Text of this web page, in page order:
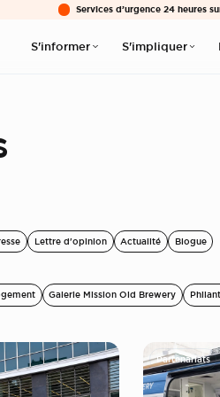
Services d’urgence 24 heures
S'informer S'impliquer
Lettre d'opinion Actualité Blogue
Galerie Mission Old Brewery
Partenariats